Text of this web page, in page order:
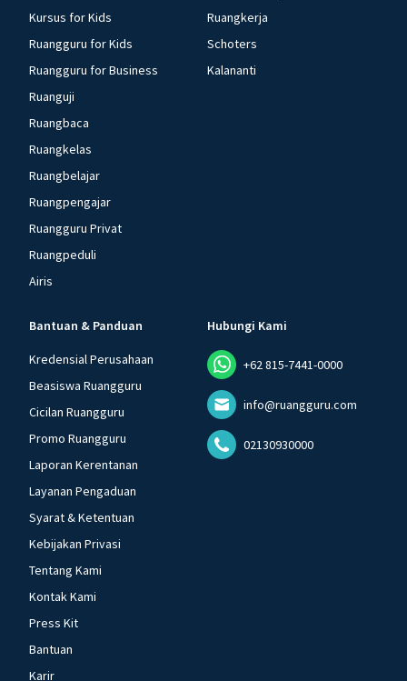
Kursus for Kids
Ruangguru for Kids
Ruangguru for Business
Ruanguji
Ruangbaca
Ruangkelas
Ruangbelajar
Ruangpengajar
Ruangguru Privat
Ruangpeduli
Airis
Ruangkerja
Schoters
Kalananti
Bantuan & Panduan
Kredensial Perusahaan
Beasiswa Ruangguru
Cicilan Ruangguru
Promo Ruangguru
Laporan Kerentanan
Layanan Pengaduan
Syarat & Ketentuan
Kebijakan Privasi
Tentang Kami
Kontak Kami
Press Kit
Bantuan
Karir
Hubungi Kami
+62 815-7441-0000
info@ruangguru.com
02130930000